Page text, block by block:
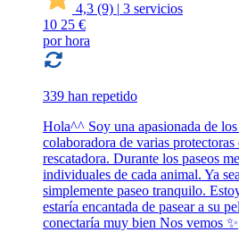
4,3 (9) | 3 servicios
10 25 €
por hora
339 han repetido
Hola^^ Soy una apasionada de
colaboradora de varias
rescatadora. Durante los paseos
individuales de cada animal. Ya
simplemente paseo tranquilo.
estaría encantada de pasear a su
conectaría muy bien Nos vemos ✨